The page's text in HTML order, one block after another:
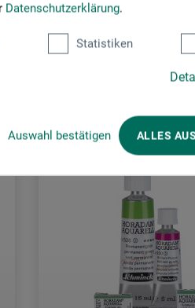
Datenschutzerklärung.
Statistiken
Auswahl bestätigen ALLES
også